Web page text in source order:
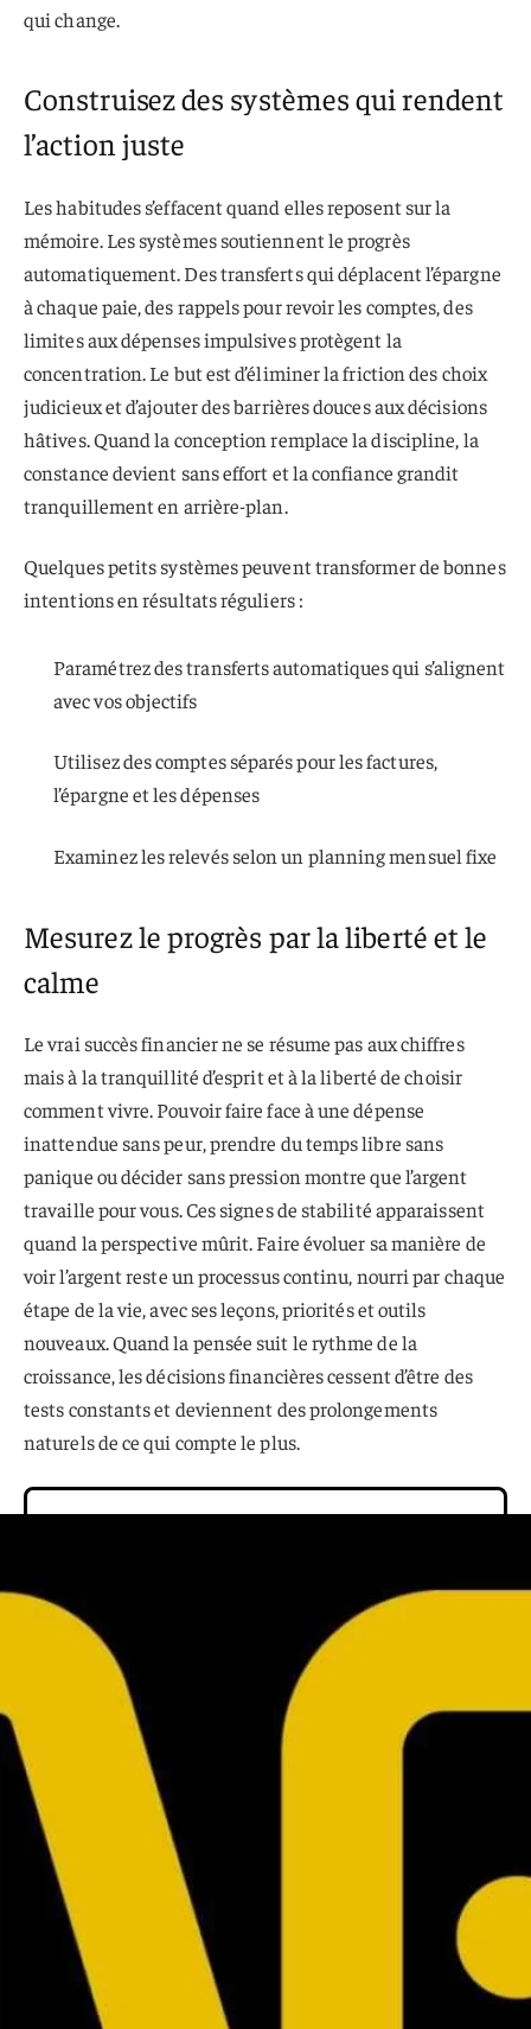
qui change.
Construisez des systèmes qui rendent
l’action juste
Les habitudes s’effacent quand elles reposent sur la
mémoire. Les systèmes soutiennent le progrès
automatiquement. Des transferts qui déplacent l’épargne
à chaque paie, des rappels pour revoir les comptes, des
limites aux dépenses impulsives protègent la
concentration. Le but est d’éliminer la friction des choix
judicieux et d’ajouter des barrières douces aux décisions
hâtives. Quand la conception remplace la discipline, la
constance devient sans effort et la confiance grandit
tranquillement en arrière-plan.
Quelques petits systèmes peuvent transformer de bonnes
intentions en résultats réguliers :
Paramétrez des transferts automatiques qui s’alignent
avec vos objectifs
Utilisez des comptes séparés pour les factures,
l’épargne et les dépenses
Examinez les relevés selon un planning mensuel fixe
Mesurez le progrès par la liberté et le
calme
Le vrai succès financier ne se résume pas aux chiffres
mais à la tranquillité d’esprit et à la liberté de choisir
comment vivre. Pouvoir faire face à une dépense
inattendue sans peur, prendre du temps libre sans
panique ou décider sans pression montre que l’argent
travaille pour vous. Ces signes de stabilité apparaissent
quand la perspective mûrit. Faire évoluer sa manière de
voir l’argent reste un processus continu, nourri par chaque
étape de la vie, avec ses leçons, priorités et outils
nouveaux. Quand la pensée suit le rythme de la
croissance, les décisions financières cessent d’être des
tests constants et deviennent des prolongements
naturels de ce qui compte le plus.